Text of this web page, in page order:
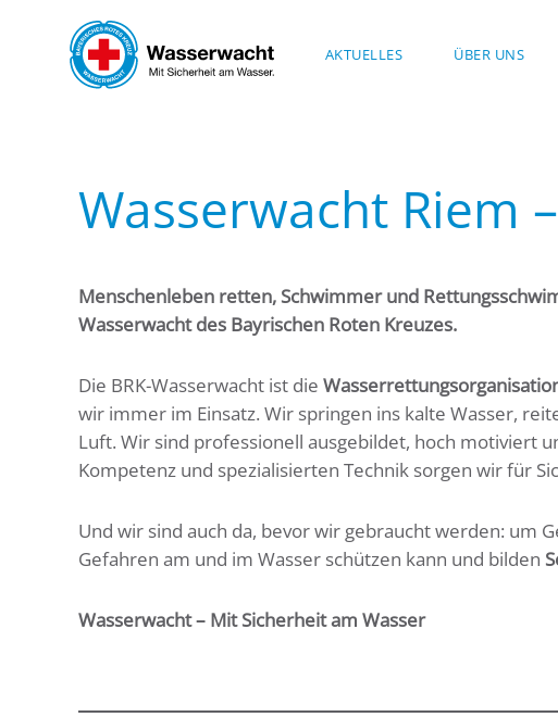
Skip to main content AKTUELLES ÜBER UNS
Wasserwacht Riem
Menschenleben retten, Schwimmer und
Wasserwacht des Bayrischen Roten Kreuzes.
Die BRK-Wasserwacht ist die
wir immer im Einsatz. Wir springen ins kalte Wasser,
Luft. Wir sind professionell ausgebildet, hoch motiviert
Kompetenz und spezialisierten Technik sorgen wir für
Und wir sind auch da, bevor wir gebraucht werden: um
Gefahren am und im Wasser schützen kann und bilden
Wasserwacht – Mit Sicherheit am Wasser